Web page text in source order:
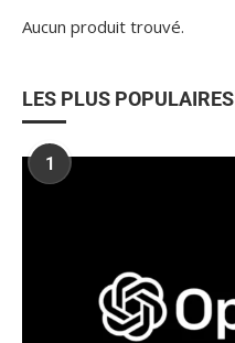
Aucun produit trouvé.
LES PLUS POPULAIRES
1